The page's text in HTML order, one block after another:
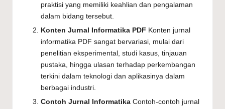
praktisi yang memiliki keahlian dan pengalaman
dalam bidang tersebut.
Konten Jurnal Informatika PDF Konten jurnal
informatika PDF sangat bervariasi, mulai dari
penelitian eksperimental, studi kasus, tinjauan
pustaka, hingga ulasan terhadap perkembangan
terkini dalam teknologi dan aplikasinya dalam
berbagai industri.
Contoh Jurnal Informatika Contoh-contoh jurnal